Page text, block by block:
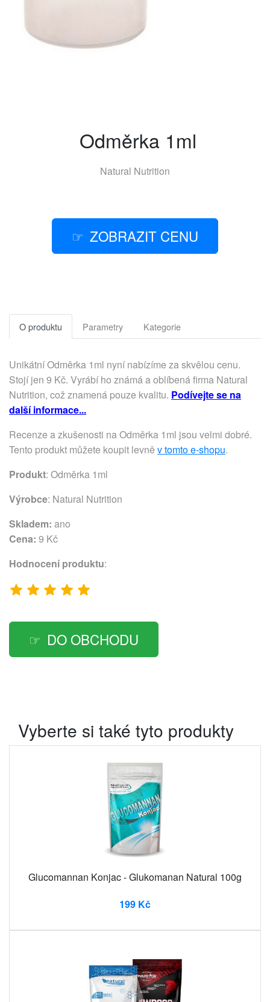
Odměrka 1ml
Natural Nutrition
ZOBRAZIT CENU
O produktu Parametry Kategorie
Unikátní Odměrka 1ml nyní nabízíme za skvělou cenu.
Stojí jen 9 Kč. Vyrábí ho známá a oblíbená firma Natural
Nutrition, což znamená pouze kvalitu. Podívejte se na
další informace...
Recenze a zkušenosti na Odměrka 1ml jsou velmi dobré.
Tento produkt můžete koupit levně v tomto e-shopu.
Produkt: Odměrka 1ml
Výrobce: Natural Nutrition
Skladem: ano
Cena: 9 Kč
Hodnocení produktu:
DO OBCHODU
Vyberte si také tyto produkty
Glucomannan Konjac - Glukomanan Natural 100g
199 Kč